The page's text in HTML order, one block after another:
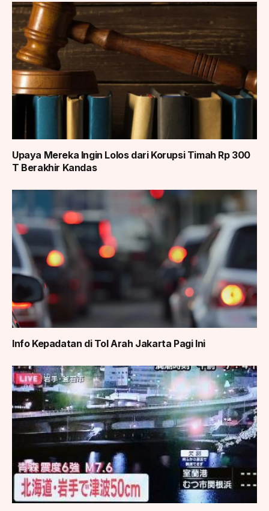
Upaya Mereka Ingin Lolos dari Korupsi Timah Rp 300
T Berakhir Kandas
Info Kepadatan di Tol Arah Jakarta Pagi Ini